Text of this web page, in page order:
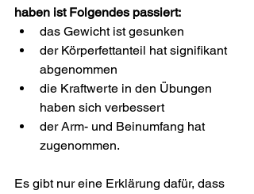
haben ist Folgendes passiert:
das Gewicht ist gesunken
der Körperfettanteil hat signifikant
abgenommen
die Kraftwerte in den Übungen
haben sich verbessert
der Arm- und Beinumfang hat
zugenommen.
Es gibt nur eine Erklärung dafür, dass